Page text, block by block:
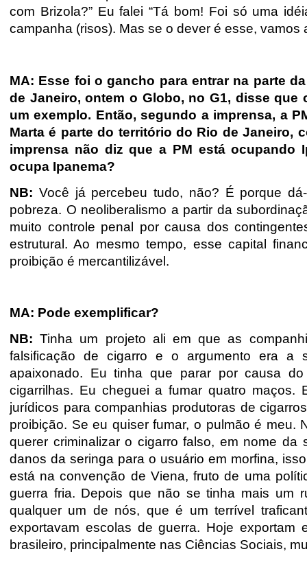
com Brizola?” Eu falei “Tá bom! Foi só uma
campanha (risos). Mas se o dever é esse, vamos
MA: Esse foi o gancho para entrar na parte
de Janeiro, ontem o Globo, no G1, disse
um exemplo. Então, segundo a imprensa, a
Marta é parte do território do Rio de Janeiro,
imprensa não diz que a PM está ocupando
ocupa Ipanema?
NB: Você já percebeu tudo, não? É porque
pobreza. O neoliberalismo a partir da
muito controle penal por causa dos
estrutural. Ao mesmo tempo, esse capital
proibição é mercantilizável.
MA: Pode exemplificar?
NB: Tinha um projeto ali em que as
falsificação de cigarro e o argumento era a
apaixonado. Eu tinha que parar por causa
cigarrilhas. Eu cheguei a fumar quatro maços.
jurídicos para companhias produtoras de
proibição. Se eu quiser fumar, o pulmão é meu.
querer criminalizar o cigarro falso, em nome
danos da seringa para o usuário em morfina,
está na convenção de Viena, fruto de uma
guerra fria. Depois que não se tinha mais um
qualquer um de nós, que é um terrível
exportavam escolas de guerra. Hoje
brasileiro, principalmente nas Ciências Sociais,